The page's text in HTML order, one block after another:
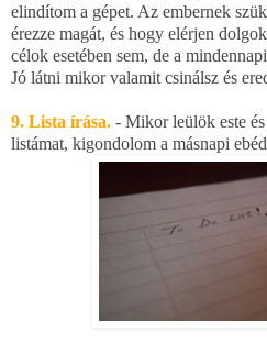
elindítom a gépet. Az embernek
érezze magát, és hogy elérjen
célok esetében sem, de a
Jó látni mikor valamit csinálsz és
9. Lista írása. - Mikor leülök este
listámat, kigondolom a másnapi